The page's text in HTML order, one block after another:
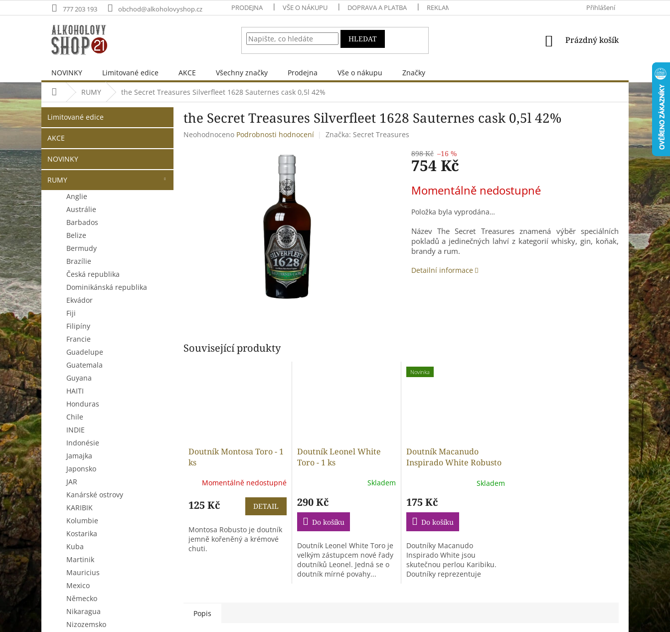
na
777 203 193 obchod@alkoholovyshop.cz PRODEJNA VŠE O NÁKUPU DOPRAVA A PLATBA REKLAMACE A VRÁCENÍ VŠEOBECNÉ OBCHODNÍ
Přihlášení
HLEDAT
NÁKUPNÍ
Prázdný košík
NOVINKY Limitované edice AKCE Všechny značky Prodejna Vše o nákupu Značky
Domů RUMY the Secret Treasures Silverfleet 1628 Sauternes cask 0,5l 42%
P
o
s
r
a
n
n
í
p
a
n
e
l
kategorie
Limitované edice
AKCE
NOVINKY
RUMY
Anglie
Austrálie
Barbados
Belize
Bermudy
Brazílie
Česká republika
Dominikánská republika
Ekvádor
Fiji
Filipíny
Francie
Guadelupe
Guatemala
Guyana
HAITI
Honduras
Chile
INDIE
Indonésie
Jamajka
Japonsko
JAR
Kanárské ostrovy
KARIBIK
Kolumbie
Kostarika
Kuba
Martinik
Mauricius
Mexico
Německo
Nikaragua
Nizozemsko
the Secret Treasures Silverfleet 1628 Sauternes cask 0,5l 42%
Průměrné
Neohodnoceno Podrobnosti hodnocení Značka: Secret Treasures
898 Kč –16 %
754 Kč
cena:
Momentálně nedostupné
Položka byla vyprodána…
Název The Secret Treasures znamená výběr speciálních
pokladů a jedinečných lahví z kategorií whisky, gin, koňak,
brandy a rum.
Detailní informace
Související produkty
Doutník Montosa Toro - 1
ks
Momentálně nedostupné
125 Kč DETAIL
Montosa Robusto je doutník
jemně kořeněný a krémové
chuti.
Doutník Leonel White
Toro - 1 ks
Skladem
290 Kč
Do košíku
Doutník Leonel White Toro je
velkým zástupcem nové řady
doutníků Leonel. Jedná se o
doutník mírné povahy...
Novinka
Doutník Macanudo
Inspirado White Robusto
Skladem
175 Kč
Do košíku
Doutníky Macanudo
Inspirado White jsou
skutečnou perlou Karibiku.
Doutníky reprezentuje
Popis